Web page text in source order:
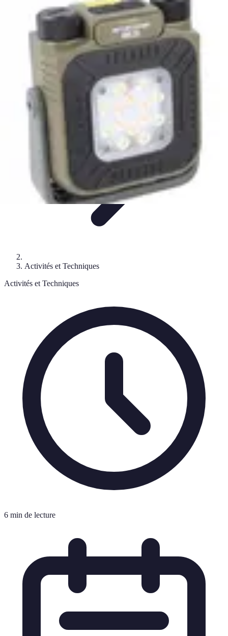
Relaxations Rapides
Techniques de RelaxationConseils PratiquesRoutine
Technologie Routines
Relaxations Rapides
Activités et Techniques
Activités et Techniques
6 min de lecture